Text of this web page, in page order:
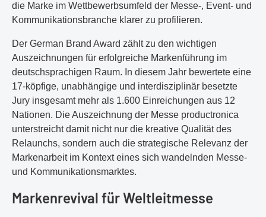
die Marke im Wettbewerbsumfeld der Messe-, Event- und
Kommunikationsbranche klarer zu profilieren.
Der German Brand Award zählt zu den wichtigen
Auszeichnungen für erfolgreiche Markenführung im
deutschsprachigen Raum. In diesem Jahr bewertete eine
17-köpfige, unabhängige und interdisziplinär besetzte
Jury insgesamt mehr als 1.600 Einreichungen aus 12
Nationen. Die Auszeichnung der Messe productronica
unterstreicht damit nicht nur die kreative Qualität des
Relaunchs, sondern auch die strategische Relevanz der
Markenarbeit im Kontext eines sich wandelnden Messe-
und Kommunikationsmarktes.
Markenrevival für Weltleitmesse